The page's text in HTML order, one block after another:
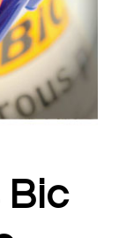
Bic